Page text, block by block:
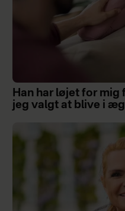
Han har løjet for mig
jeg valgt at blive i